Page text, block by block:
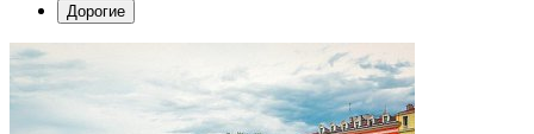
Дорогие